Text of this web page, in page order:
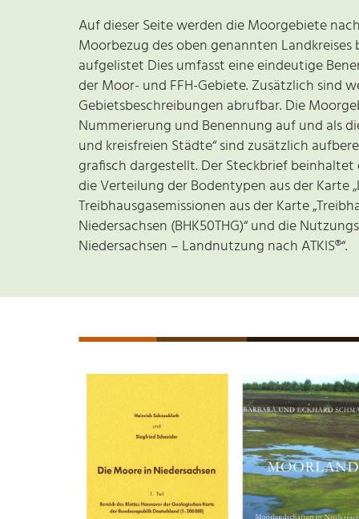
Auf dieser Seite werden die Moorgebiete
Moorbezug des oben genannten
aufgelistet Dies umfasst eine eindeutige
der Moor- und FFH-Gebiete. Zusätzlich sind
Gebietsbeschreibungen abrufbar. Die
Nummerierung und Benennung auf und als
und kreisfreien Städte“ sind zusätzlich
grafisch dargestellt. Der Steckbrief
die Verteilung der Bodentypen aus der Karte
Treibhausgasemissionen aus der Karte
Niedersachsen (BHK50THG)“ und die
Niedersachsen – Landnutzung nach ATKIS®“.